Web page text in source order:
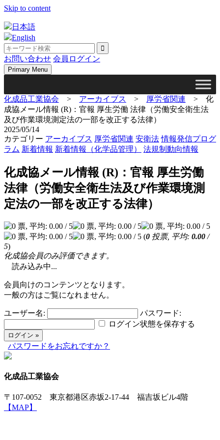
Skip to content
日本語
English
お問い合わせ 会員ログイン
Primary Menu
化成品工業協会 > アーカイブス > 厚労省関連 > 化
成協メール情報 (R)：官報 厚生労働 法律（労働安全衛生法
及び作業環境測定法の一部を改正する法律）
2025/05/14
カテゴリー アーカイブス 厚労省関連 安衛法 情報発信プログ
ラム 新着情報 新着情報（化学品管理） 法規制動向情報
化成協メール情報 (R)：官報 厚生労働
法律（労働安全衛生法及び作業環境測
定法の一部を改正する法律）
(0 投票, 平均: 0.00 /
5)
化成協会員のみ評価できます。
読み込み中...
会員向けのコンテンツとなります。
一般の方はご覧になれません。
ユーザー名:
パスワード:
ログイン状態を保存する
パスワードをお忘れですか？
化成品工業協会
〒107-0052 東京都港区赤坂2-17-44 福吉坂ビル4階
【MAP】